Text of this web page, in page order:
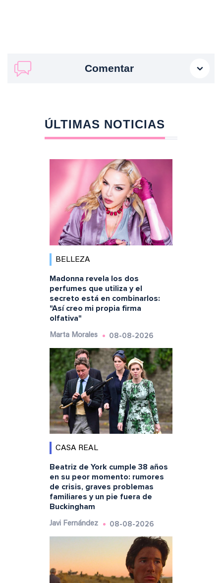
Comentar
ÚLTIMAS NOTICIAS
BELLEZA
Madonna revela los dos
perfumes que utiliza y el
secreto está en combinarlos:
"Así creo mi propia firma
olfativa"
Marta Morales 08-08-2026
CASA REAL
Beatriz de York cumple 38 años
en su peor momento: rumores
de crisis, graves problemas
familiares y un pie fuera de
Buckingham
Javi Fernández 08-08-2026